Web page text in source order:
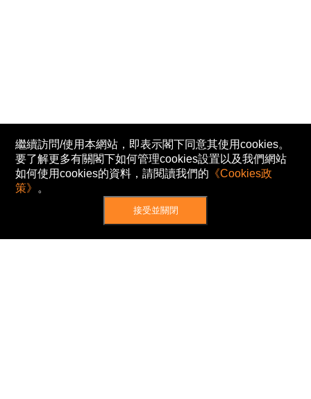
繼續訪問/使用本網站，即表示閣下同意其使用cookies。
要了解更多有關閣下如何管理cookies設置以及我們網站
如何使用cookies的資料，請閱讀我們的 《Cookies政
策》 。
接受並關閉